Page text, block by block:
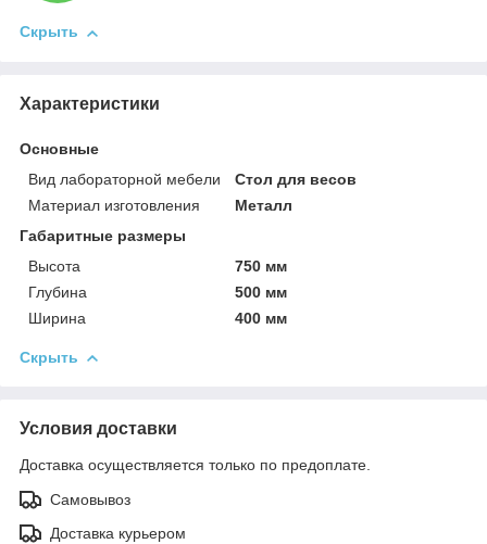
Скрыть
Характеристики
Основные
Вид лабораторной мебели
Стол для весов
Материал изготовления
Металл
Габаритные размеры
Высота
750 мм
Глубина
500 мм
Ширина
400 мм
Скрыть
Условия доставки
Доставка осуществляется только по предоплате.
Самовывоз
Доставка курьером